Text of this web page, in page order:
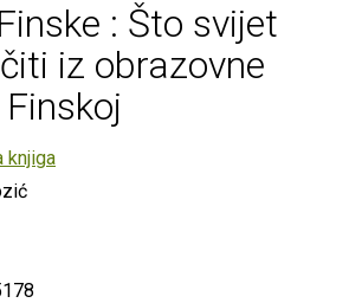
: Što svijet
iz obrazovne
knjiga